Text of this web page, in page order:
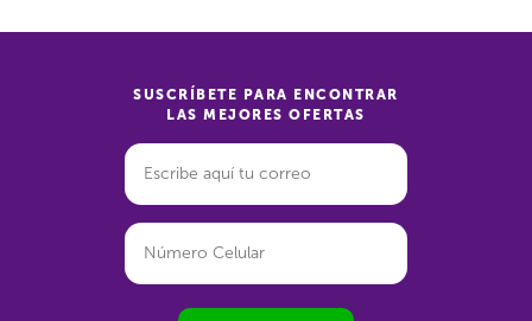
SUSCRÍBETE PARA ENCONTRAR
LAS MEJORES OFERTAS